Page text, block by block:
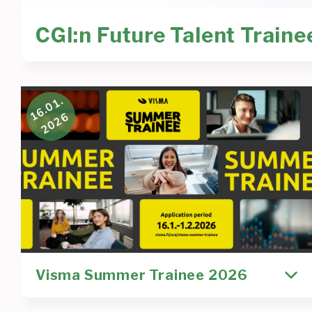
CGI:n Future Talent
CGI:n Future Talent Trainee -haku on käynnissä!
Rekrytointi
CGI kesätyö rekry rekrytointi trainee
16.01.
2026
Visma Summer Trainee 2026